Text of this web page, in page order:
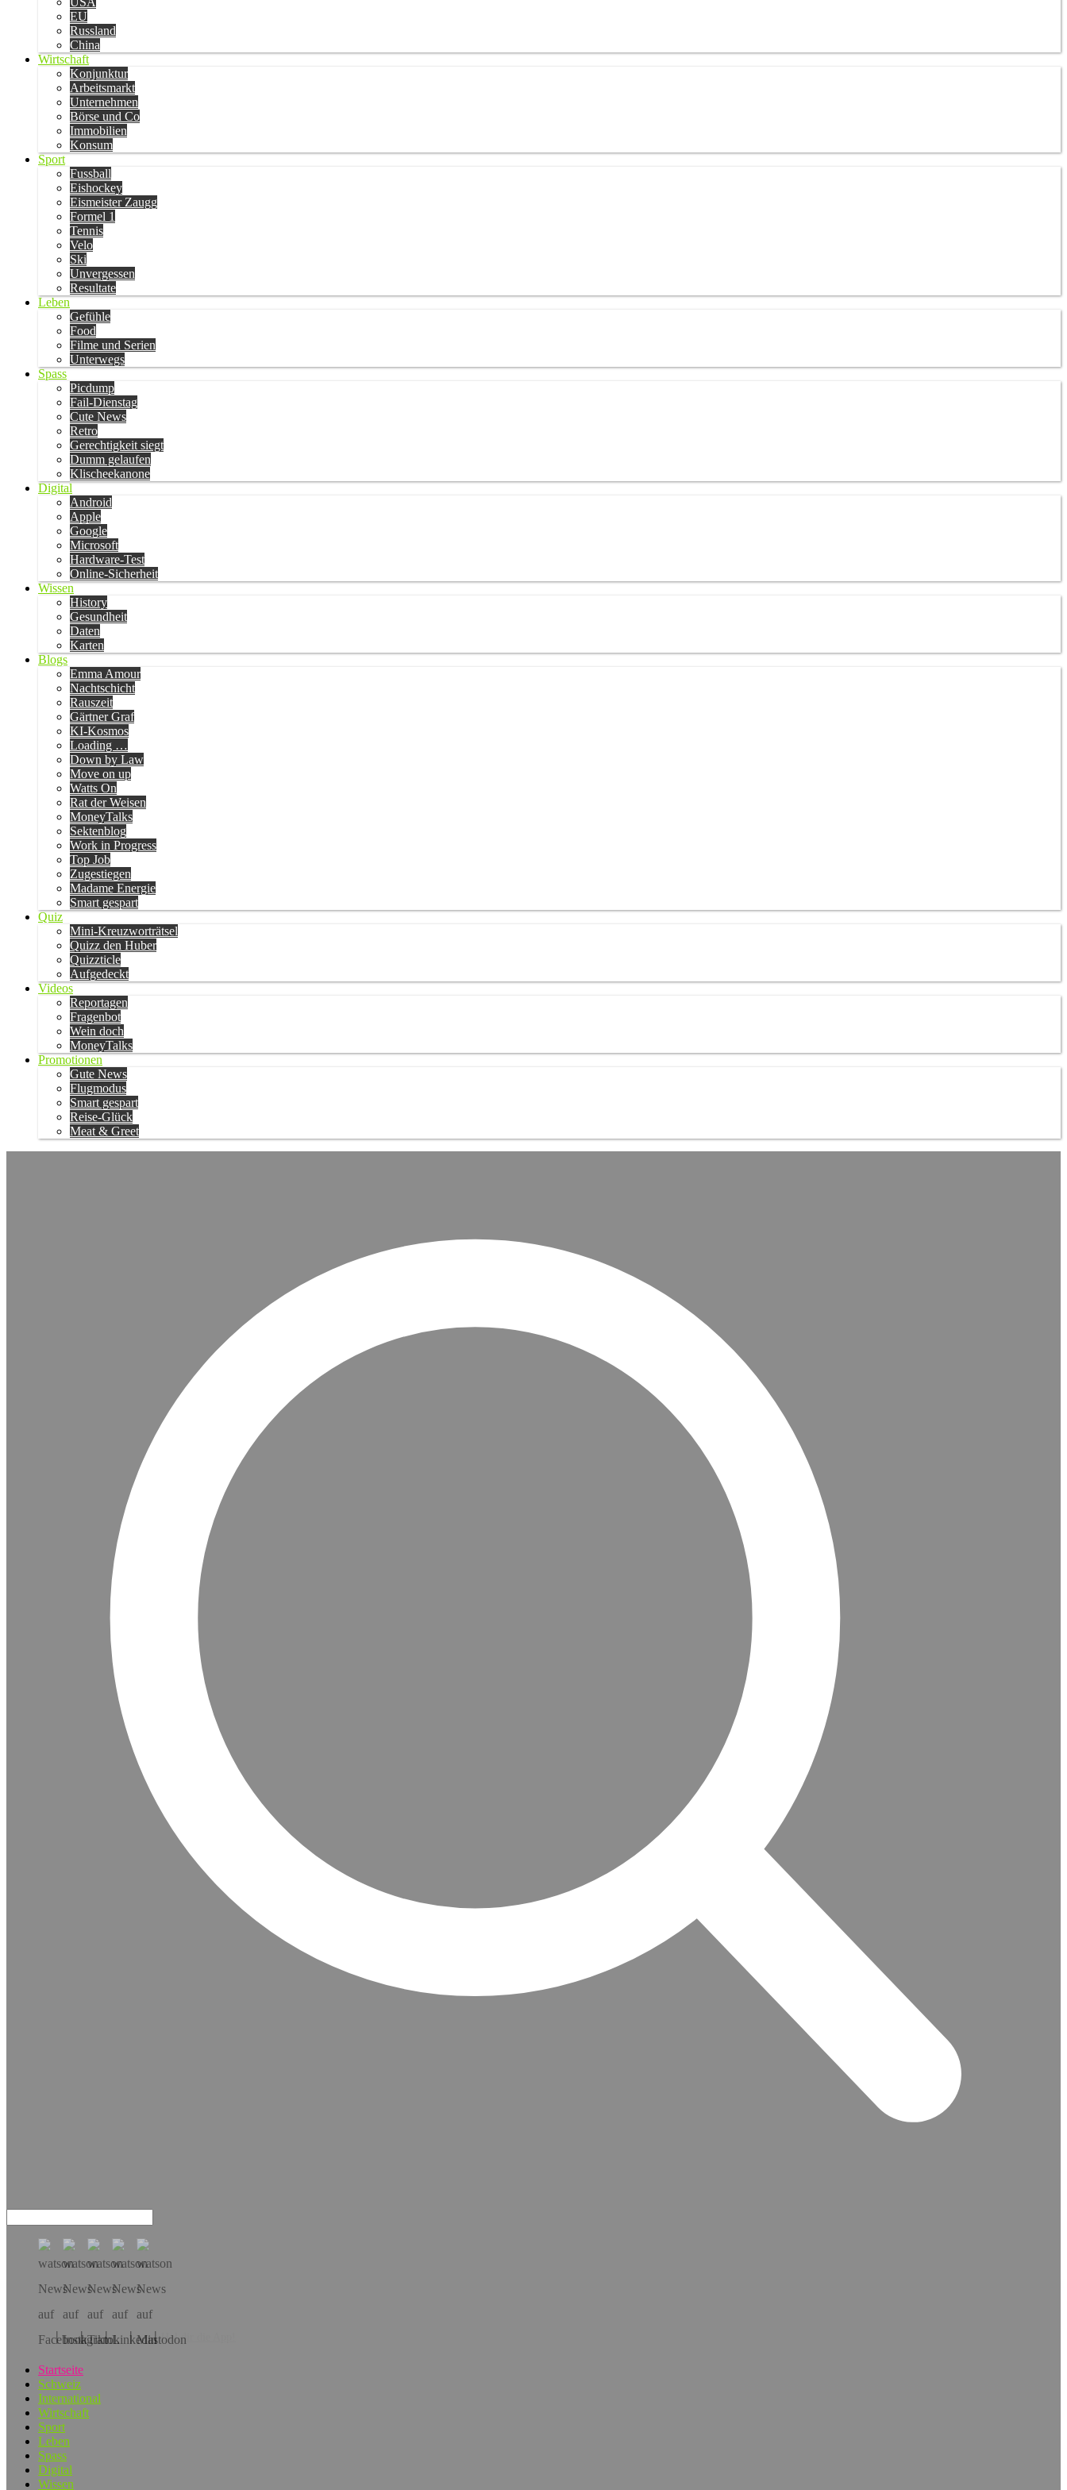
EU
Russland
China
Wirtschaft
Konjunktur
Arbeitsmarkt
Unternehmen
Börse und Co
Immobilien
Konsum
Sport
Fussball
Eishockey
Eismeister Zaugg
Formel 1
Tennis
Velo
Ski
Unvergessen
Resultate
Leben
Gefühle
Food
Filme und Serien
Unterwegs
Spass
Picdump
Fail-Dienstag
Cute News
Retro
Gerechtigkeit siegt
Dumm gelaufen
Klischeekanone
Digital
Android
Apple
Google
Microsoft
Hardware-Test
Online-Sicherheit
Wissen
History
Gesundheit
Daten
Karten
Blogs
Emma Amour
Nachtschicht
Rauszeit
Gärtner Graf
KI-Kosmos
Loading …
Down by Law
Move on up
Watts On
Rat der Weisen
MoneyTalks
Sektenblog
Work in Progress
Top Job
Zugestiegen
Madame Energie
Smart gespart
Quiz
Mini-Kreuzworträtsel
Quizz den Huber
Quizzticle
Aufgedeckt
Videos
Reportagen
Fragenbot
Wein doch
MoneyTalks
Promotionen
Gute News
Flugmodus
Smart gespart
Reise-Glück
Meat & Greet
Hol dir die App!
Startseite
Schweiz
International
Wirtschaft
Sport
Leben
Spass
Digital
Wissen